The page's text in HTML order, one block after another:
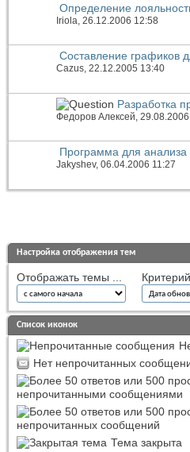
Определение
Iriola , 26.12.2006 12:58
Составление графиков
Cazus, 22.12.2005 13:40
Разработка
Федоров Алексей ,
Программа для анализа
Jakyshev, 06.04.2006 11:27
Настройка отображения тем
Отображать темы ...
Список иконок
Нет непрочитанных
непрочитанными сообщениями
непрочитанных сообщений
Тема закрыта